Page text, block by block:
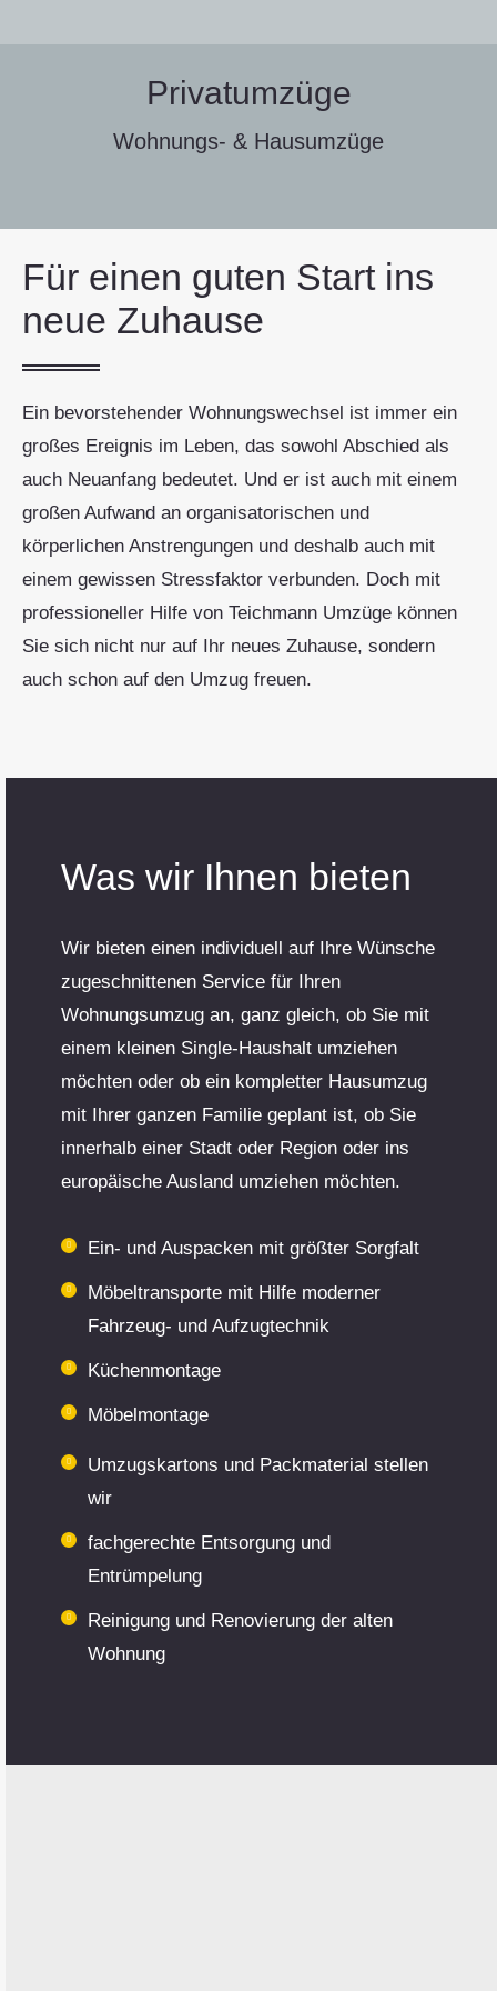
Privatumzüge
Wohnungs- & Hausumzüge
Für einen guten Start ins
neue Zuhause
Ein bevorstehender Wohnungswechsel ist immer ein
großes Ereignis im Leben, das sowohl Abschied als
auch Neuanfang bedeutet. Und er ist auch mit einem
großen Aufwand an organisatorischen und
körperlichen Anstrengungen und deshalb auch mit
einem gewissen Stressfaktor verbunden. Doch mit
professioneller Hilfe von Teichmann Umzüge können
Sie sich nicht nur auf Ihr neues Zuhause, sondern
auch schon auf den Umzug freuen.
Was wir Ihnen bieten
Wir bieten einen individuell auf Ihre Wünsche
zugeschnittenen Service für Ihren
Wohnungsumzug an, ganz gleich, ob Sie mit
einem kleinen Single-Haushalt umziehen
möchten oder ob ein kompletter Hausumzug
mit Ihrer ganzen Familie geplant ist, ob Sie
innerhalb einer Stadt oder Region oder ins
europäische Ausland umziehen möchten.
Ein- und Auspacken mit größter Sorgfalt
Möbeltransporte mit Hilfe moderner
Fahrzeug- und Aufzugtechnik
Küchenmontage
Möbelmontage
Umzugskartons und Packmaterial stellen
wir
fachgerechte Entsorgung und
Entrümpelung
Reinigung und Renovierung der alten
Wohnung